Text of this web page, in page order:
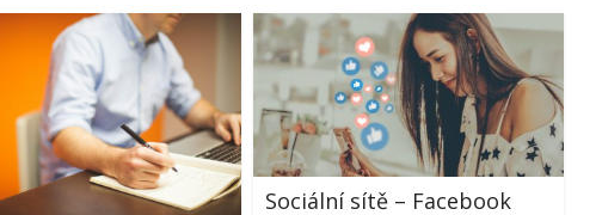
Sociální sítě – Facebook